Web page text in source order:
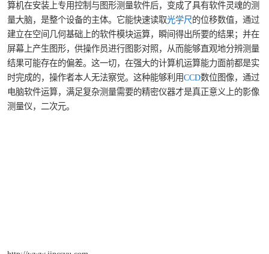
算机在安装上专用控制与图形测量软件后，变成了具有软件灵魂的测
量大脑，是整个设备的主体。它能快速读取光学尺的位移数值，通过
建立在空间几何基础上的软件模块运算，瞬间得出所要的结果；并在
屏幕上产生图形，供操作员进行图影对照，从而能够直观地分辨测量
结果可能存在的偏差。这一切，在强大的计算机运算能力面前都是实
时完成的，操作者本人无法察觉。这种能够利用CCD数位图像，通过
电脑软件运算，满足复杂测量需要的精密仪器才是真正意义上的影像
测量仪，二次元。
镶嵌机
磨平机
三坐标夹具
测针